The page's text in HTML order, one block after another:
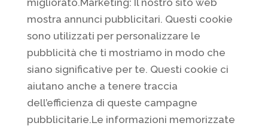
mostra annunci pubblicitari. Questi cookie
sono utilizzati per personalizzare le
pubblicità che ti mostriamo in modo che
siano significative per te. Questi cookie ci
aiutano anche a tenere traccia
dell’efficienza di queste campagne
pubblicitarie.Le informazioni memorizzate